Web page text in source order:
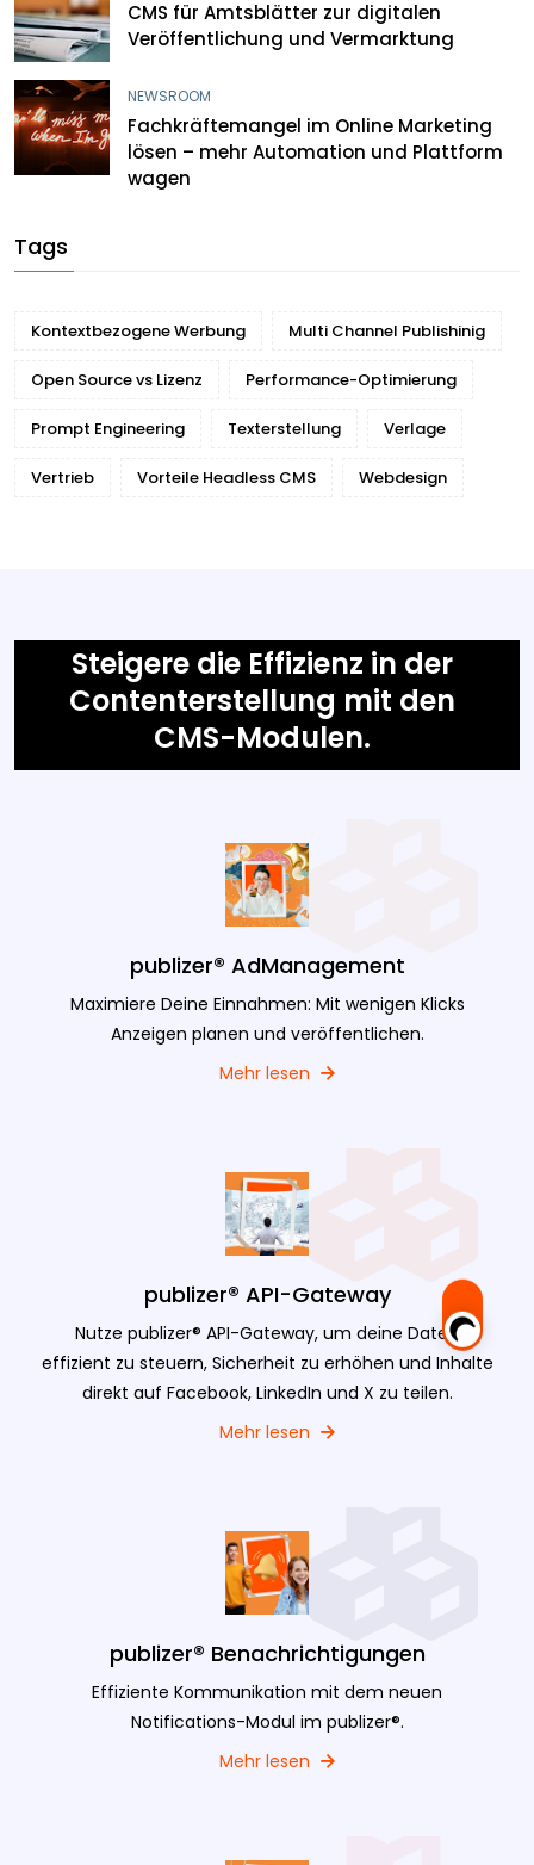
CMS für Amtsblätter zur digitalen
Veröffentlichung und Vermarktung
NEWSROOM
Fachkräftemangel im Online Marketing
lösen – mehr Automation und Plattform
wagen
Tags
Kontextbezogene Werbung Multi Channel Publishinig
Open Source vs Lizenz Performance-Optimierung
Prompt Engineering Texterstellung Verlage
Vertrieb Vorteile Headless CMS Webdesign
Steigere die Effizienz in der
Contenterstellung mit den
CMS-Modulen.
publizer® AdManagement
Maximiere Deine Einnahmen: Mit wenigen Klicks
Anzeigen planen und veröffentlichen.
Mehr lesen
publizer® API-Gateway
Nutze publizer® API-Gateway, um deine Daten
effizient zu steuern, Sicherheit zu erhöhen und Inhalte
direkt auf Facebook, LinkedIn und X zu teilen.
Mehr lesen
publizer® Benachrichtigungen
Effiziente Kommunikation mit dem neuen
Notifications-Modul im publizer®.
Mehr lesen